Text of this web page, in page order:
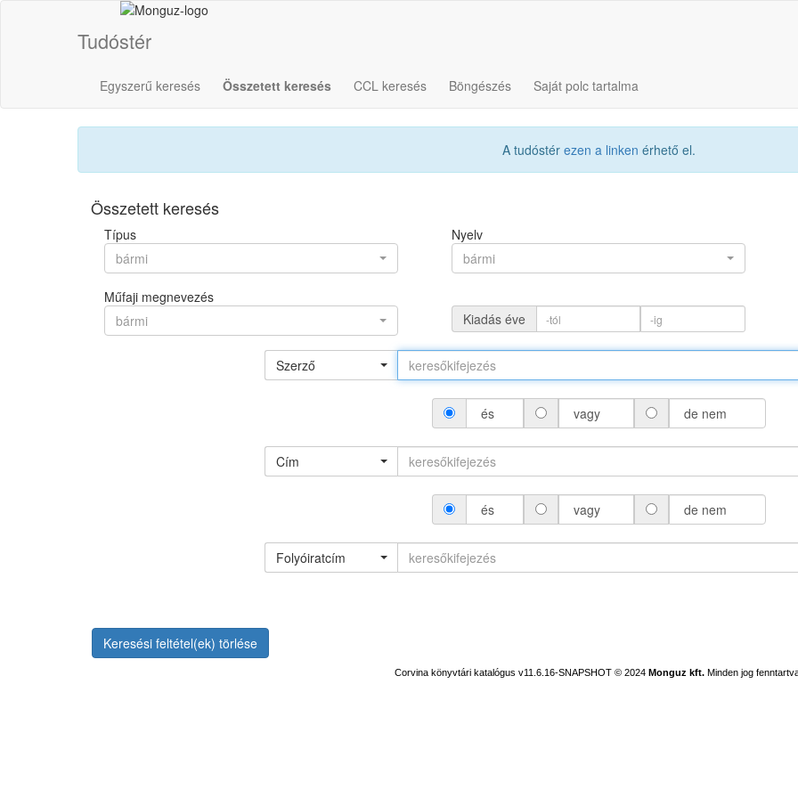
Tudóstér
Egyszerű keresés Összetett keresés CCL keresés Böngészés Saját polc tartalma
A tudóstér ezen a linken érhető el.
Összetett keresés
Típus
bármi
Nyelv
bármi
Műfaji megnevezés
bármi
Kiadás éve
Szerző
és vagy de nem
Cím
és vagy de nem
Folyóiratcím
Keresési feltétel(ek) törlése
Corvina könyvtári katalógus v11.6.16-SNAPSHOT © 2024 Monguz kft. Minden jog